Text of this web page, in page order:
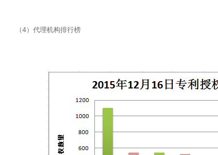
（4）代理机构排行榜